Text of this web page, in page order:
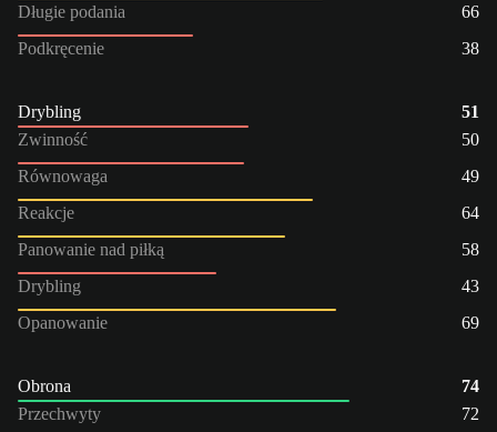
Długie podania
66
Podkręcenie
38
Drybling
51
Zwinność
50
Równowaga
49
Reakcje
64
Panowanie nad piłką
58
Drybling
43
Opanowanie
69
Obrona
74
Przechwyty
72